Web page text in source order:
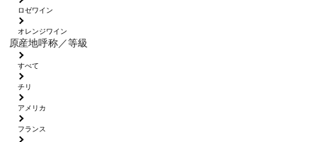
ロゼワイン
オレンジワイン
原産地呼称／等級
すべて
チリ
アメリカ
フランス